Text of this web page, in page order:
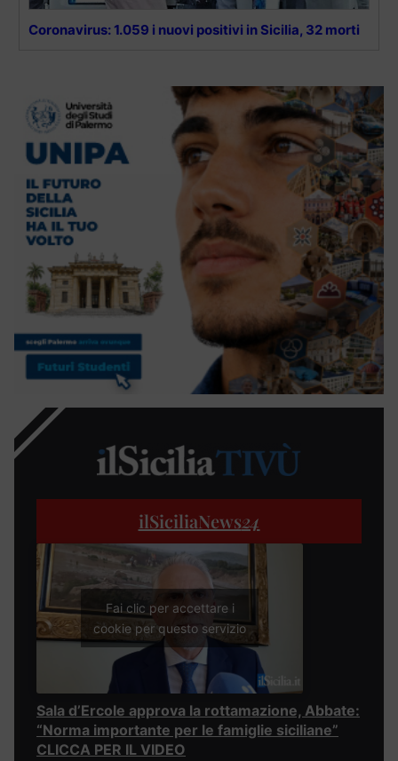
Coronavirus: 1.059 i nuovi positivi in Sicilia, 32 morti
ilSiciliaNews24
Fai clic per accettare i
cookie per questo servizio
Sala d’Ercole approva la rottamazione, Abbate:
“Norma importante per le famiglie siciliane”
CLICCA PER IL VIDEO